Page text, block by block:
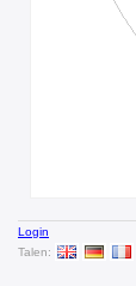
Login
Talen: